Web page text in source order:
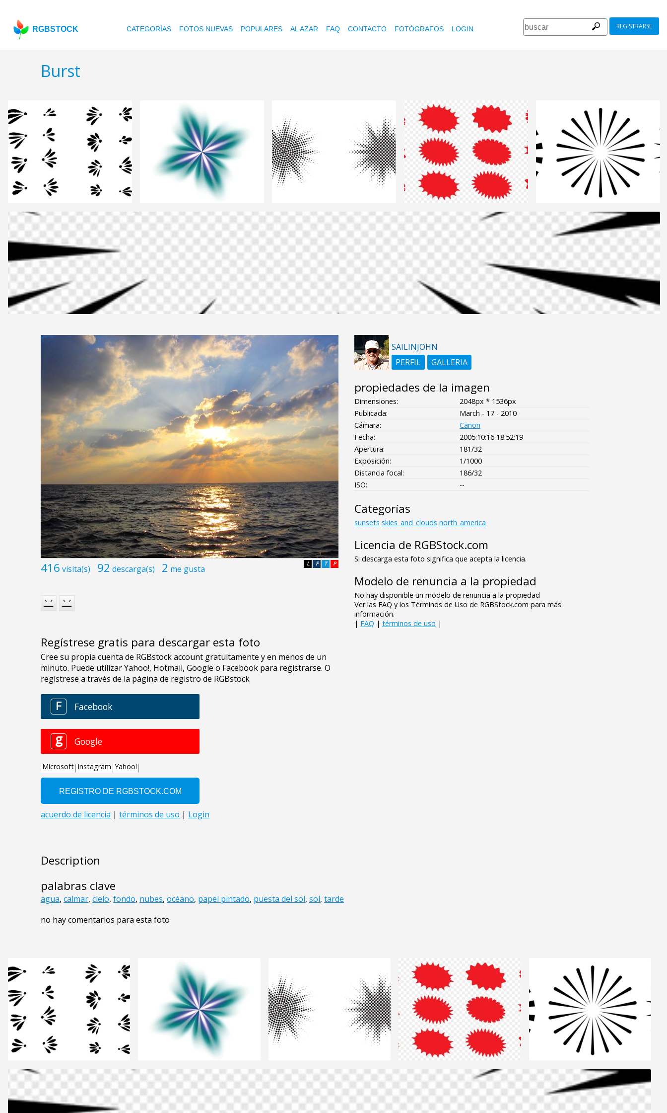
RGBSTOCK CATEGORÍAS FOTOS NUEVAS POPULARES AL AZAR FAQ CONTACTO FOTÓGRAFOS LOGIN REGISTRARSE
Burst
416 visita(s) 92 descarga(s) 2 me gusta P
T
F
L
Regístrese gratis para descargar esta foto
Description
palabras clave
agua, calmar, cielo, fondo, nubes, océano, papel pintado, puesta del sol, sol, tarde
no hay comentarios para esta foto
SAILINJOHN
PERFIL
GALLERIA
propiedades de la imagen
Dimensiones:
2048px * 1536px
Publicada:
March - 17 - 2010
Cámara:
Canon
Fecha:
2005:10:16 18:52:19
Apertura:
181/32
Exposición:
1/1000
Distancia focal:
186/32
ISO:
--
Categorías
sunsets skies_and_clouds north_america
Licencia de RGBStock.com
Si descarga esta foto significa que acepta la licencia.
Modelo de renuncia a la propiedad
No hay disponible un modelo de renuncia a la propiedad
Ver las FAQ y los Términos de Uso de RGBStock.com para más
información.
| FAQ | términos de uso |